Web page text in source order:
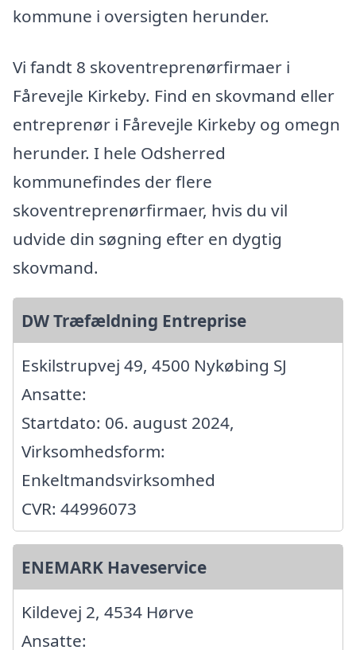
kommune i oversigten herunder.
Vi fandt 8 skoventreprenørfirmaer i
Fårevejle Kirkeby. Find en skovmand eller
entreprenør i Fårevejle Kirkeby og omegn
herunder. I hele Odsherred
kommunefindes der flere
skoventreprenørfirmaer, hvis du vil
udvide din søgning efter en dygtig
skovmand.
DW Træfældning Entreprise
Eskilstrupvej 49, 4500 Nykøbing SJ
Ansatte:
Startdato: 06. august 2024,
Virksomhedsform:
Enkeltmandsvirksomhed
CVR: 44996073
ENEMARK Haveservice
Kildevej 2, 4534 Hørve
Ansatte: